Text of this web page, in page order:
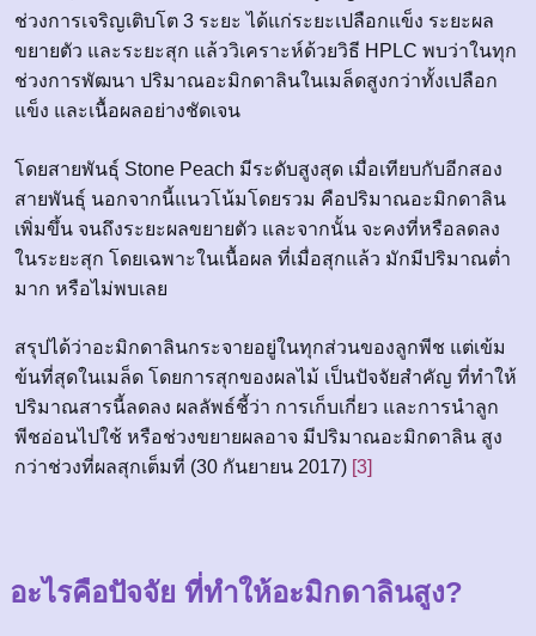
ช่วงการเจริญเติบโต 3 ระยะ ได้แก่ระยะเปลือกแข็ง ระยะผล
ขยายตัว และระยะสุก แล้ววิเคราะห์ด้วยวิธี HPLC พบว่าในทุก
ช่วงการพัฒนา ปริมาณอะมิกดาลินในเมล็ดสูงกว่าทั้งเปลือก
แข็ง และเนื้อผลอย่างชัดเจน
โดยสายพันธุ์ Stone Peach มีระดับสูงสุด เมื่อเทียบกับอีกสอง
สายพันธุ์ นอกจากนี้แนวโน้มโดยรวม คือปริมาณอะมิกดาลิน
เพิ่มขึ้น จนถึงระยะผลขยายตัว และจากนั้น จะคงที่หรือลดลง
ในระยะสุก โดยเฉพาะในเนื้อผล ที่เมื่อสุกแล้ว มักมีปริมาณต่ำ
มาก หรือไม่พบเลย
สรุปได้ว่าอะมิกดาลินกระจายอยู่ในทุกส่วนของลูกพีช แต่เข้ม
ข้นที่สุดในเมล็ด โดยการสุกของผลไม้ เป็นปัจจัยสำคัญ ที่ทำให้
ปริมาณสารนี้ลดลง ผลลัพธ์ชี้ว่า การเก็บเกี่ยว และการนำลูก
พีชอ่อนไปใช้ หรือช่วงขยายผลอาจ มีปริมาณอะมิกดาลิน สูง
กว่าช่วงที่ผลสุกเต็มที่ (30 กันยายน 2017) [3]
อะไรคือปัจจัย ที่ทำให้อะมิกดาลินสูง?